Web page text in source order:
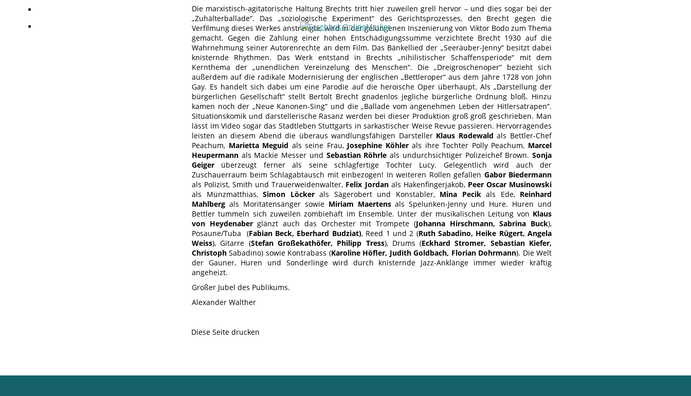
Die marxistisch-agitatorische Haltung Brechts tritt hier zuweilen grell hervor – und dies sogar bei der
„Zuhälterballade“. Das „soziologische Experiment“ des Gerichtsprozesses, den Brecht gegen die
Verfilmung dieses Werkes anstrengte, wird in der gelungenen Inszenierung von Viktor Bodo zum Thema
gemacht. Gegen die Zahlung einer hohen Entschädigungssumme verzichtete Brecht 1930 auf die
Wahrnehmung seiner Autorenrechte an dem Film. Das Bänkellied der „Seeräuber-Jenny“ besitzt dabei
knisternde Rhythmen. Das Werk entstand in Brechts „nihilistischer Schaffensperiode“ mit dem
Kernthema der „unendlichen Vereinzelung des Menschen“. Die „Dreigroschenoper“ bezieht sich
außerdem auf die radikale Modernisierung der englischen „Bettleroper“ aus dem Jahre 1728 von John
Gay. Es handelt sich dabei um eine Parodie auf die heroische Oper überhaupt. Als „Darstellung der
bürgerlichen Gesellschaft“ stellt Bertolt Brecht gnadenlos jegliche bürgerliche Ordnung bloß. Hinzu
kamen noch der „Neue Kanonen-Sing“ und die „Ballade vom angenehmen Leben der Hitlersatrapen“.
Situationskomik und darstellerische Rasanz werden bei dieser Produktion groß groß geschrieben. Man
lässt im Video sogar das Stadtleben Stuttgarts in sarkastischer Weise Revue passieren. Hervorragendes
leisten an diesem Abend die überaus wandlungsfähigen Darsteller Klaus Rodewald als Bettler-Chef
Peachum, Marietta Meguid als seine Frau, Josephine Köhlerals ihre Tochter Polly Peachum, Marcel
Heupermann als Mackie Messer und Sebastian Röhrle als undurchsichtiger Polizeichef Brown.Sonja
Geiger überzeugt ferner als seine schlagfertige Tochter Lucy. Gelegentlich wird auch der
Zuschauerraum beim Schlagabtausch mit einbezogen! In weiteren Rollen gefallen Gabor Biedermann
als Polizist, Smith und Trauerweidenwalter, Felix Jordanals Hakenfingerjakob, Peer Oscar Musinowski
als Münzmatthias, Simon Löckerals Sägerobert und Konstabler, Mina Pecikals Ede, Reinhard
Mahlberg als Moritatensänger sowie Miriam Maertensals Spelunken-Jenny und Hure. Huren und
Bettler tummeln sich zuweilen zombiehaft im Ensemble. Unter der musikalischen Leitung von Klaus
von Heydenaberglänzt auch das Orchester mit Trompete (Johanna Hirschmann, Sabrina Buck),
Posaune/Tuba (Fabian Beck, Eberhard Budziat), Reed 1 und 2 (Ruth Sabadino, Heike Rügert, Angela
Weiss), Gitarre (Stefan Großekathöfer, Philipp Tress), Drums (Eckhard Stromer, Sebastian Kiefer,
Christoph Sabadino) sowie Kontrabass (Karoline Höfler, Judith Goldbach, Florian Dohrmann). Die Welt
der Gauner, Huren und Sonderlinge wird durch knisternde Jazz-Anklänge immer wieder kräftig
angeheizt.
Großer Jubel des Publikums.
Alexander Walther
Diese Seite drucken